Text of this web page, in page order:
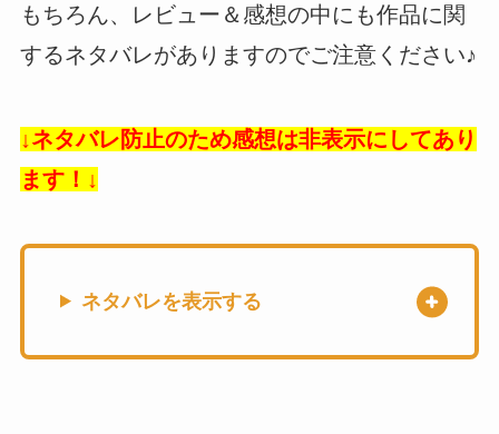
もちろん、レビュー＆感想の中にも作品に関
するネタバレがありますのでご注意ください♪
↓ネタバレ防止のため感想は非表示にしてあり
ます！↓
ネタバレを表示する